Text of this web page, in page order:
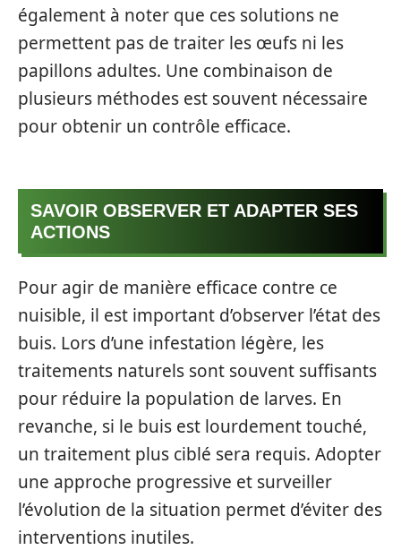
également à noter que ces solutions ne
permettent pas de traiter les œufs ni les
papillons adultes. Une combinaison de
plusieurs méthodes est souvent nécessaire
pour obtenir un contrôle efficace.
SAVOIR OBSERVER ET ADAPTER SES
ACTIONS
Pour agir de manière efficace contre ce
nuisible, il est important d’observer l’état des
buis. Lors d’une infestation légère, les
traitements naturels sont souvent suffisants
pour réduire la population de larves. En
revanche, si le buis est lourdement touché,
un traitement plus ciblé sera requis. Adopter
une approche progressive et surveiller
l’évolution de la situation permet d’éviter des
interventions inutiles.